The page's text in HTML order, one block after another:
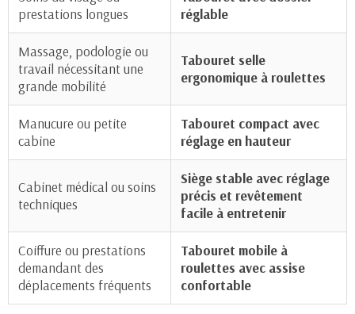
prestations longues
réglable
Massage, podologie ou
travail nécessitant une
grande mobilité
Tabouret selle
ergonomique à roulettes
Manucure ou petite
cabine
Tabouret compact avec
réglage en hauteur
Cabinet médical ou soins
techniques
Siège stable avec réglage
précis et revêtement
facile à entretenir
Coiffure ou prestations
demandant des
déplacements fréquents
Tabouret mobile à
roulettes avec assise
confortable